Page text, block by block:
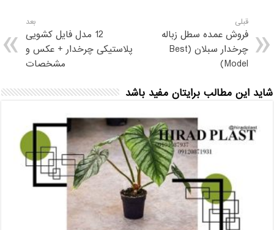
قبلی
فروش عمده سطل زباله
چرخدار سبلان (Best
Model)
بعد
12 مدل فایل کشویی
پلاستیکی چرخدار + عکس و
مشخصات
شاید این مطالب برایتان مفید باشد